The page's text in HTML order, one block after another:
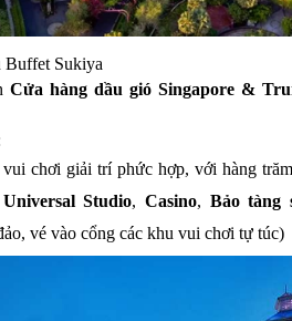
Buffet Sukiya
chơi giải trí phức hợp, với hàng
Studio, Casino, Bảo tàng